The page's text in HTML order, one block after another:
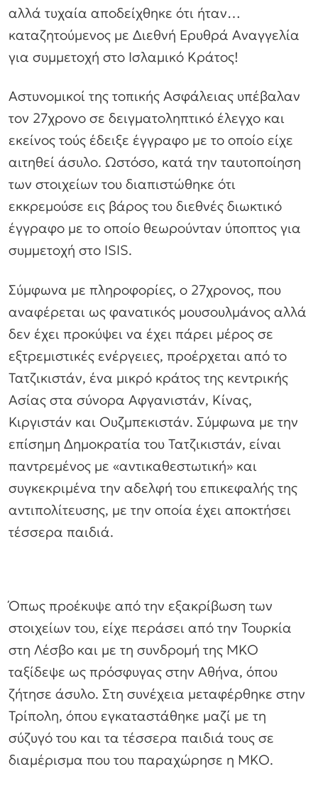
αλλά τυχαία αποδείχθηκε ότι ήταν…
καταζητούμενος με Διεθνή Ερυθρά Αναγγελία
για συμμετοχή στο Ισλαμικό Κράτος!
Αστυνομικοί της τοπικής Ασφάλειας υπέβαλαν
τον 27χρονο σε δειγματοληπτικό έλεγχο και
εκείνος τούς έδειξε έγγραφο με το οποίο είχε
αιτηθεί άσυλο. Ωστόσο, κατά την ταυτοποίηση
των στοιχείων του διαπιστώθηκε ότι
εκκρεμούσε εις βάρος του διεθνές διωκτικό
έγγραφο με το οποίο θεωρούνταν ύποπτος για
συμμετοχή στο ISIS.
Σύμφωνα με πληροφορίες, ο 27χρονος, που
αναφέρεται ως φανατικός μουσουλμάνος αλλά
δεν έχει προκύψει να έχει πάρει μέρος σε
εξτρεμιστικές ενέργειες, προέρχεται από το
Τατζικιστάν, ένα μικρό κράτος της κεντρικής
Ασίας στα σύνορα Αφγανιστάν, Κίνας,
Κιργιστάν και Ουζμπεκιστάν. Σύμφωνα με την
επίσημη Δημοκρατία του Τατζικιστάν, είναι
παντρεμένος με «αντικαθεστωτική» και
συγκεκριμένα την αδελφή του επικεφαλής της
αντιπολίτευσης, με την οποία έχει αποκτήσει
τέσσερα παιδιά.
Όπως προέκυψε από την εξακρίβωση των
στοιχείων του, είχε περάσει από την Τουρκία
στη Λέσβο και με τη συνδρομή της ΜΚΟ
ταξίδεψε ως πρόσφυγας στην Αθήνα, όπου
ζήτησε άσυλο. Στη συνέχεια μεταφέρθηκε στην
Τρίπολη, όπου εγκαταστάθηκε μαζί με τη
σύζυγό του και τα τέσσερα παιδιά τους σε
διαμέρισμα που του παραχώρησε η ΜΚΟ.